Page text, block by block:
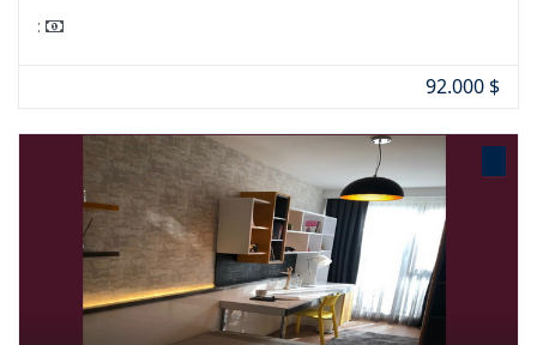
:
92.000 $